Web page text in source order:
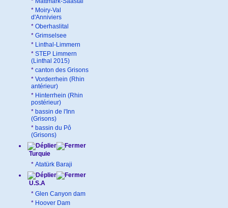
* Moiry-Val
d'Anniviers
* Oberhaslital
* Grimselsee
* Linthal-Limmern
* STEP Limmern
(Linthal 2015)
* canton des Grisons
* Vorderrhein (Rhin
antérieur)
* Hinterrhein (Rhin
postérieur)
* bassin de l'Inn
(Grisons)
* bassin du Pô
(Grisons)
Turquie
* Atatürk Baraji
U.S.A
* Glen Canyon dam
* Hoover Dam